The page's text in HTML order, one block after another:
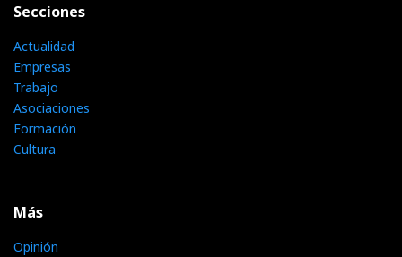
Secciones
Actualidad
Empresas
Trabajo
Asociaciones
Formación
Cultura
Más
Opinión